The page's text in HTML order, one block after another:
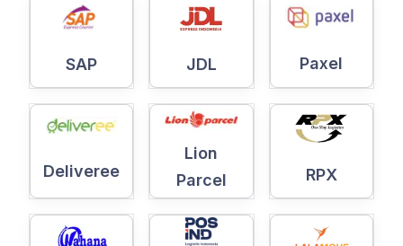
SAP JDL Paxel
Deliveree
Lion
Parcel
RPX